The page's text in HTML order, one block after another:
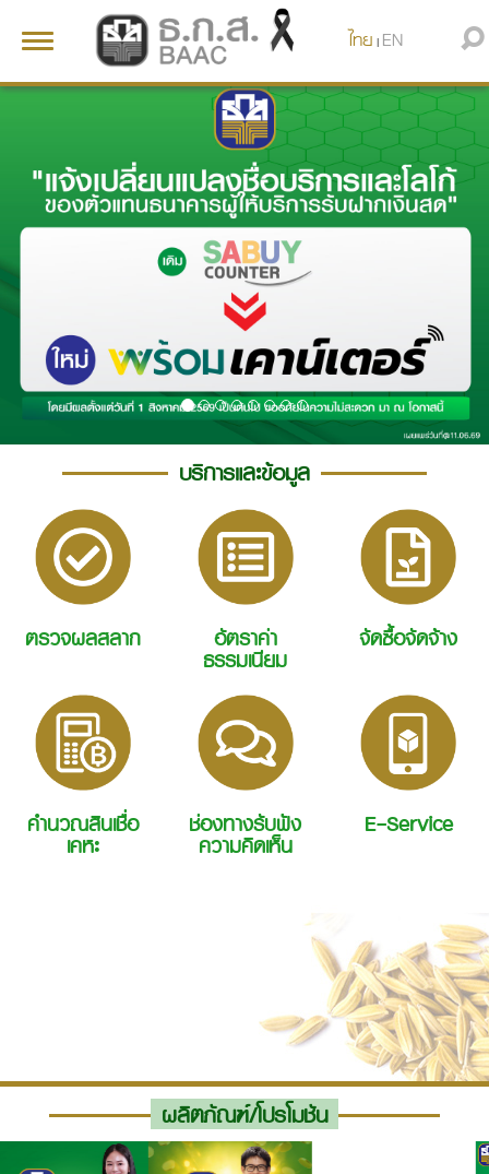
Toggle
ไทย | EN
บริการและข้อมูล
ตรวจผลสลาก อัตราค่า
ธรรมเนียม
จัดซื้อจัดจ้าง
คำนวณสินเชื่อ
เคหะ
ช่องทางรับฟัง
ความคิดเห็น
E-Service
ผลิตภัณฑ์/โปรโมชัน